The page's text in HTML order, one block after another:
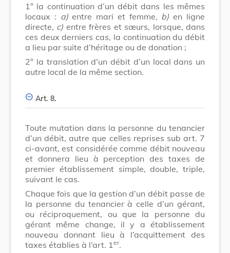
1° la continuation d’un débit dans les mêmes
locaux : a)entre mari et femme, b) en ligne
directe, c) entre frères et sœurs, lorsque, dans
ces deux derniers cas, la continuation du débit
a lieu par suite d’héritage ou de donation ;
2° la translation d’un débit d’un local dans un
autre local de la même section.
Art. 8.
Toute mutation dans la personne du tenancier
d’un débit, autre que celles reprises sub art. 7
ci-avant, est considérée comme débit nouveau
et donnera lieu à perception des taxes de
premier établissement simple, double, triple,
suivant le cas.
Chaque fois que la gestion d’un débit passe de
la personne du tenancier à celle d’un gérant,
ou réciproquement, ou que la personne du
gérant même change, il y a établissement
nouveau donnant lieu à l’acquittement des
taxes établies à l’art. 1 er.